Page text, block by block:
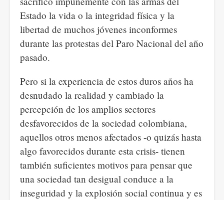
Estado la vida o la integridad física y la
libertad de muchos jóvenes inconformes
durante las protestas del Paro Nacional del año
pasado.
Pero si la experiencia de estos duros años ha
desnudado la realidad y cambiado la
percepción de los amplios sectores
desfavorecidos de la sociedad colombiana,
aquellos otros menos afectados -o quizás hasta
algo favorecidos durante esta crisis- tienen
también suficientes motivos para pensar que
una sociedad tan desigual conduce a la
inseguridad y la explosión social continua y es